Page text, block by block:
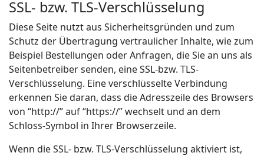
SSL- bzw. TLS-Verschlüsselung
Diese Seite nutzt aus Sicherheitsgründen und zum
Schutz der Übertragung vertraulicher Inhalte, wie zum
Beispiel Bestellungen oder Anfragen, die Sie an uns als
Seitenbetreiber senden, eine SSL-bzw. TLS-
Verschlüsselung. Eine verschlüsselte Verbindung
erkennen Sie daran, dass die Adresszeile des Browsers
von “http://” auf “https://” wechselt und an dem
Schloss-Symbol in Ihrer Browserzeile.
Wenn die SSL- bzw. TLS-Verschlüsselung aktiviert ist,